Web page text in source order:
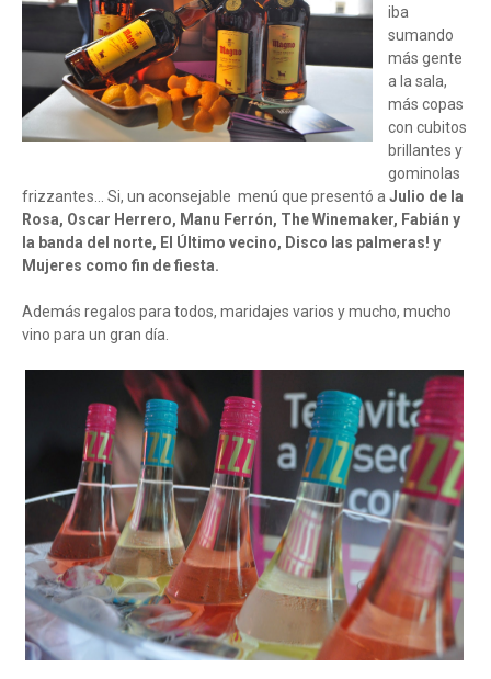
iba
sumando
más gente
a la sala,
más copas
con cubitos
brillantes y
gominolas
frizzantes... Si, un aconsejable menú que presentó aJulio de la
Rosa, Oscar Herrero, Manu Ferrón, The Winemaker, Fabián y
la banda del norte, El Último vecino, Disco las palmeras! y
Mujeres como fin de fiesta.
Además regalos para todos, maridajes varios y mucho, mucho
vino para un gran día.